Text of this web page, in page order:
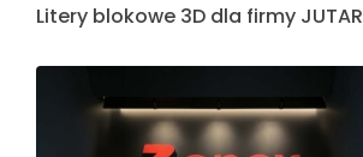
Litery blokowe 3D dla firmy JUTAR